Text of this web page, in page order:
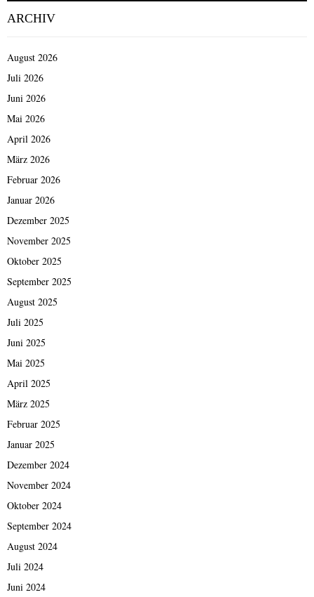
ARCHIV
August 2026
Juli 2026
Juni 2026
Mai 2026
April 2026
März 2026
Februar 2026
Januar 2026
Dezember 2025
November 2025
Oktober 2025
September 2025
August 2025
Juli 2025
Juni 2025
Mai 2025
April 2025
März 2025
Februar 2025
Januar 2025
Dezember 2024
November 2024
Oktober 2024
September 2024
August 2024
Juli 2024
Juni 2024